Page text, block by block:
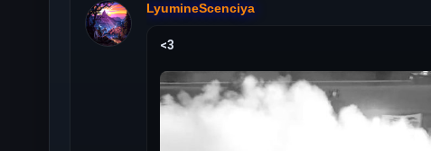
LyumineScenciya
<3